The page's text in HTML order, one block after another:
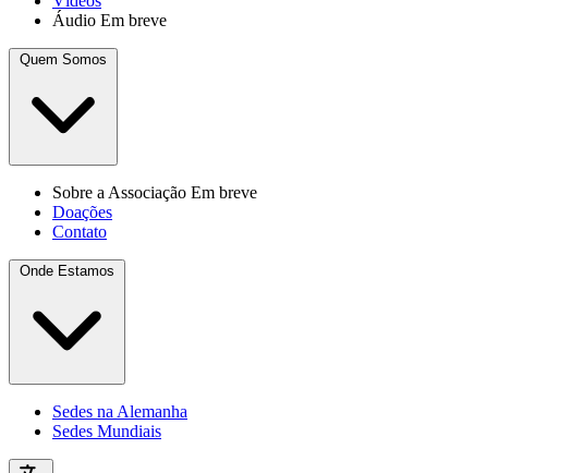
Áudio Em breve
Quem Somos
Sobre a Associação Em breve
Doações
Contato
Onde Estamos
Sedes na Alemanha
Sedes Mundiais